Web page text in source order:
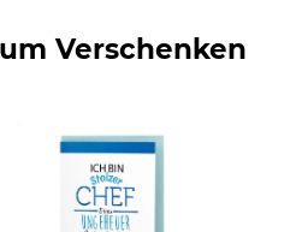
Verschenken